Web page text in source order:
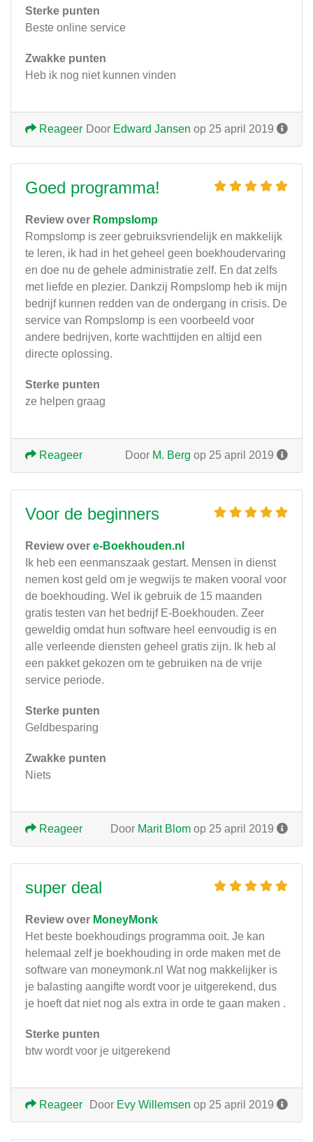
Sterke punten
Beste online service
Zwakke punten
Heb ik nog niet kunnen vinden
Door Edward Jansen op 25 april 2019
Reageer
Goed programma!
Review over Rompslomp
Rompslomp is zeer gebruiksvriendelijk en makkelijk
te leren, ik had in het geheel geen boekhoudervaring
en doe nu de gehele administratie zelf. En dat zelfs
met liefde en plezier. Dankzij Rompslomp heb ik mijn
bedrijf kunnen redden van de ondergang in crisis. De
service van Rompslomp is een voorbeeld voor
andere bedrijven, korte wachttijden en altijd een
directe oplossing.
Sterke punten
ze helpen graag
Door M. Berg op 25 april 2019
Reageer
Voor de beginners
Review over e-Boekhouden.nl
Ik heb een eenmanszaak gestart. Mensen in dienst
nemen kost geld om je wegwijs te maken vooral voor
de boekhouding. Wel ik gebruik de 15 maanden
gratis testen van het bedrijf E-Boekhouden. Zeer
geweldig omdat hun software heel eenvoudig is en
alle verleende diensten geheel gratis zijn. Ik heb al
een pakket gekozen om te gebruiken na de vrije
service periode.
Sterke punten
Geldbesparing
Zwakke punten
Niets
Door Marit Blom op 25 april 2019
Reageer
super deal
Review over MoneyMonk
Het beste boekhoudings programma ooit. Je kan
helemaal zelf je boekhouding in orde maken met de
software van moneymonk.nl Wat nog makkelijker is
je balasting aangifte wordt voor je uitgerekend, dus
je hoeft dat niet nog als extra in orde te gaan maken .
Sterke punten
btw wordt voor je uitgerekend
Door Evy Willemsen op 25 april 2019
Reageer